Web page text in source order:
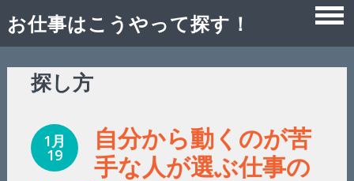
お仕事はこうやって探す！
探し方
1月
19
自分から動くのが苦
手な人が選ぶ仕事の